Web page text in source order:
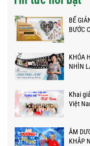
BẾ
BƯỚC
KHÓA
NHÌN
Khai
Việt
ÂM
KHẮP